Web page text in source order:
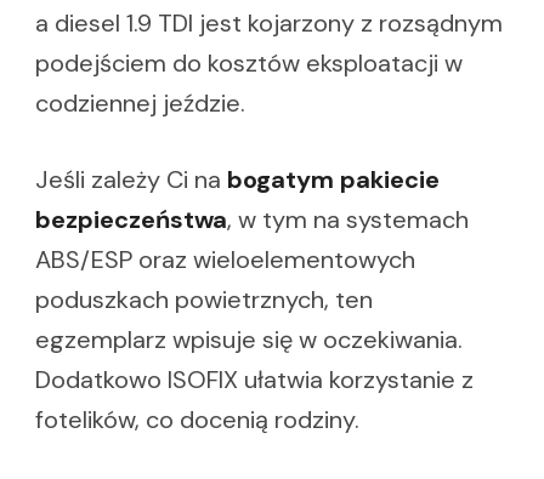
a diesel 1.9 TDI jest kojarzony z rozsądnym
podejściem do kosztów eksploatacji w
codziennej jeździe.
Jeśli zależy Ci na bogatym pakiecie
bezpieczeństwa, w tym na systemach
ABS/ESP oraz wieloelementowych
poduszkach powietrznych, ten
egzemplarz wpisuje się w oczekiwania.
Dodatkowo ISOFIX ułatwia korzystanie z
fotelików, co docenią rodziny.